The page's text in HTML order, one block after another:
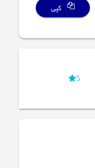
کپی
5